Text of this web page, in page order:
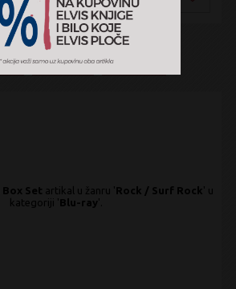
x Blu-ray x Box Set
Box Set artikal u žanru 'Rock / Surf Rock ' u
kategoriji 'Blu-ray'.